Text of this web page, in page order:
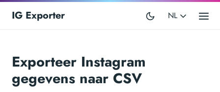
IG Exporter NL
Exporteer Instagram
gegevens naar CSV